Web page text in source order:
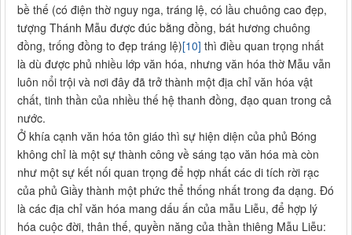
bề thế (có điện thờ nguy nga, tráng lệ, có lầu chuông cao đẹp,
tượng Thánh Mẫu được đúc bằng đồng, bát hương chuông
đồng, trống đồng to đẹp tráng lệ)[10] thì điều quan trọng nhất
là dù được phủ nhiều lớp văn hóa, nhưng văn hóa thờ Mẫu vẫn
luôn nổi trội và nơi đây đã trở thành một địa chỉ văn hóa vật
chất, tinh thần của nhiều thế hệ thanh đồng, đạo quan trong cả
nước.
Ở khía cạnh văn hóa tôn giáo thì sự hiện diện của phủ Bóng
không chỉ là một sự thành công về sáng tạo văn hóa mà còn
như một sự kết nối quan trọng để hợp nhất các di tích rời rạc
của phủ Giầy thành một phức thể thống nhất trong đa dạng. Đó
là các địa chỉ văn hóa mang dấu ấn của mẫu Liễu, để hợp lý
hóa cuộc đời, thân thế, quyền năng của thần thiêng Mẫu Liễu: